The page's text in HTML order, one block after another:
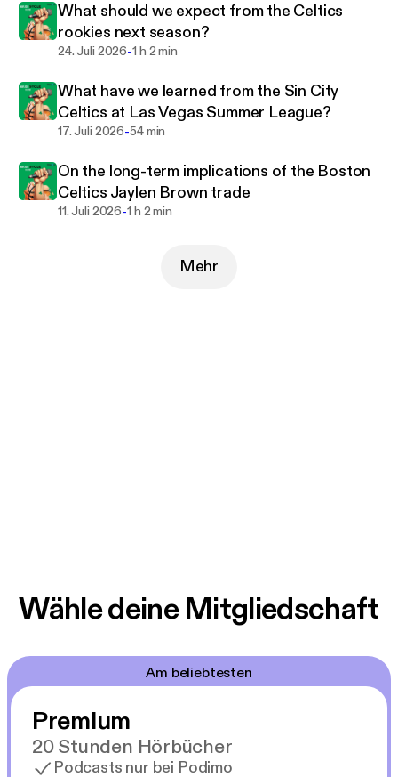
What should we expect from the Celtics
rookies next season?
24. Juli 2026-1 h 2 min
What have we learned from the Sin City
Celtics at Las Vegas Summer League?
17. Juli 2026-54 min
On the long-term implications of the Boston
Celtics Jaylen Brown trade
11. Juli 2026-1 h 2 min
Mehr
Wähle deine Mitgliedschaft
Am beliebtesten
Premium
20 Stunden Hörbücher
Podcasts nur bei Podimo